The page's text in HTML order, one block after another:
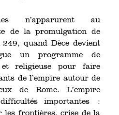
n’apparurent au
de la promulgation de
quand Dèce devient
un programme de
religieuse pour faire
de l’empire autour de
de Rome. L’empire
importantes :